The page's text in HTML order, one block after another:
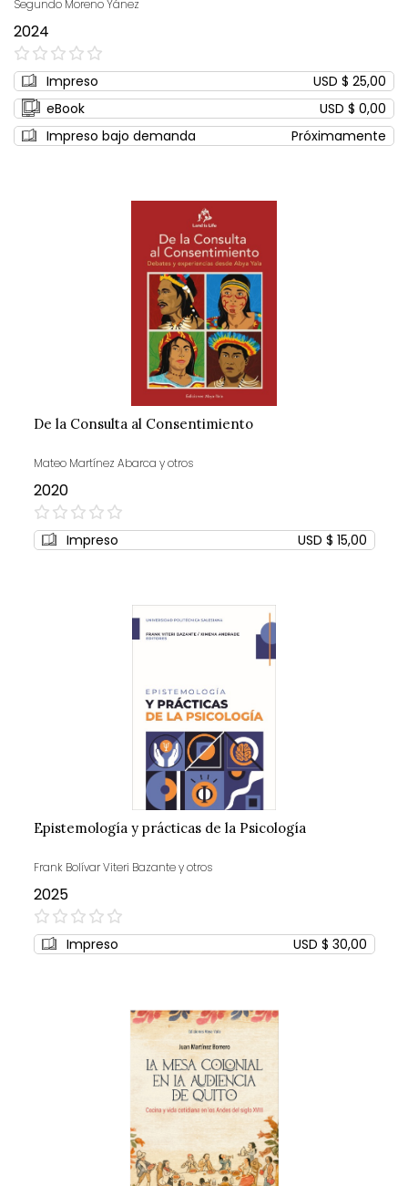
Segundo Moreno Yánez
2024
0%
Impreso
USD $ 25,00
eBook
USD $ 0,00
Impreso bajo demanda
Próximamente
De la Consulta al Consentimiento
Mateo Martínez Abarca y otros
2020
0%
Impreso USD $ 15,00
Epistemología y prácticas de la Psicología
Frank Bolívar Viteri Bazante y otros
2025
0%
Impreso USD $ 30,00